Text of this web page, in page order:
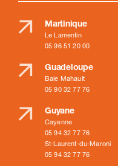
Martinique
Le Lamentin
05 96 51 20 00
Guadeloupe
Baie Mahault
05 90 32 77 76
Guyane
Cayenne
05 94 32 77 76
St-Laurent-du-Maroni
05 94 32 77 76